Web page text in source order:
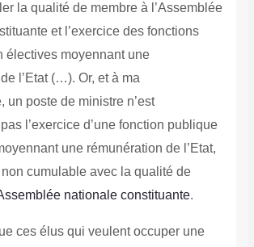
la qualité de membre à l’Assemblée
et l’exercice des fonctions
électives moyennant une
l’Etat (…). Or, et à ma
un poste de ministre n’est
l’exercice d’une fonction publique
une rémunération de l’Etat,
cumulable avec la qualité de
nationale constituante.
ces élus qui veulent occuper une